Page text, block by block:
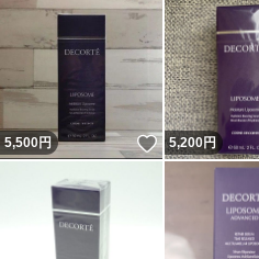
5,500円 いいね！
5,200円